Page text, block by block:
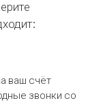
ваш счёт
звонки со